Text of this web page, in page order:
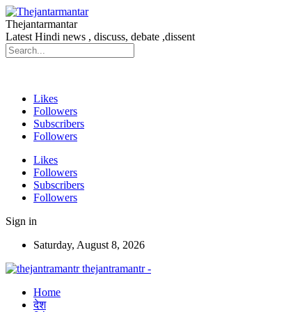
Thejantarmantar
Latest Hindi news , discuss, debate ,dissent
Likes
Followers
Subscribers
Followers
Likes
Followers
Subscribers
Followers
Sign in
Saturday, August 8, 2026
thejantramantr -
Home
देश